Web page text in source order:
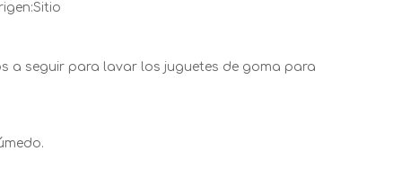
Sitio
a seguir para lavar los juguetes de goma para